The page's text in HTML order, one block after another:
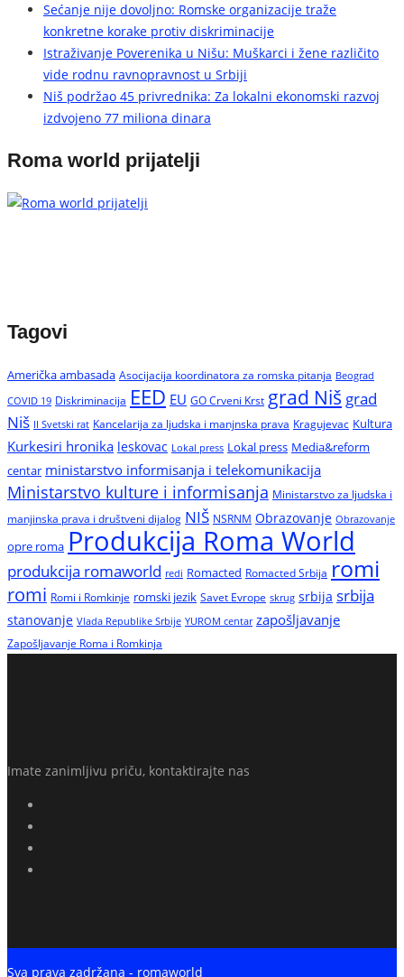
Sećanje nije dovoljno: Romske organizacije traže
konkretne korake protiv diskriminacije
Istraživanje Poverenika u Nišu: Muškarci i žene različito
vide rodnu ravnopravnost u Srbiji
Niš podržao 45 privrednika: Za lokalni ekonomski razvoj
izdvojeno 77 miliona dinara
Roma world prijatelji
Tagovi
Američka ambasada Asocijacija koordinatora za romska pitanja Beograd
COVID 19 Diskriminacija EED EU GO Crveni Krst grad Niš grad
Niš II Svetski rat Kancelarija za ljudska i manjnska prava Kragujevac Kultura
Kurkesiri hronika leskovac Lokal press Lokal press Media&reform
centar ministarstvo informisanja i telekomunikacija
Ministarstvo kulture i informisanja Ministarstvo za ljudska i
manjinska prava i društveni dijalog NIŠ NSRNM Obrazovanje Obrazovanje
opre roma Produkcija Roma World
produkcija romaworld redi Romacted Romacted Srbija romi
romi Romi i Romkinje romski jezik Savet Evrope skrug srbija srbija
stanovanje Vlada Republike Srbije YUROM centar zapošljavanje
Zapošljavanje Roma i Romkinja
Imate zanimljivu priču, kontaktirajte nas
Sva prava zadržana - romaworld